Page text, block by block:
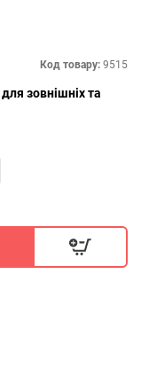
Код товару: 9515
зовнішніх та